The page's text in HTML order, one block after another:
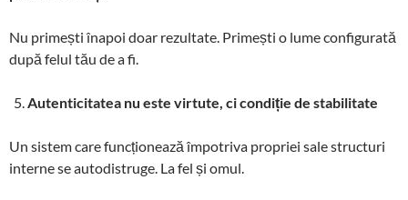
Nu primești înapoi doar rezultate. Primești o lume configurată
după felul tău de a fi.
Autenticitatea nu este virtute, ci condiție de stabilitate
Un sistem care funcționează împotriva propriei sale structuri
interne se autodistruge. La fel și omul.